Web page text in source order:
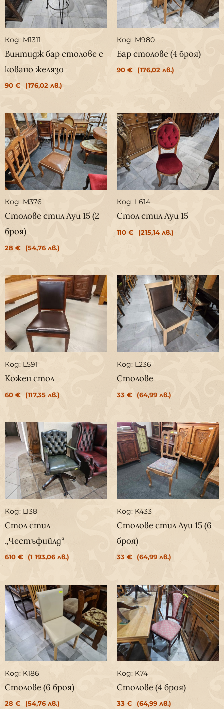
Код: M1311
Винтидж бар столове с
ковано желязо
90 € (176,02 лв.)
Код: M980
Бар столове (4 броя)
90 € (176,02 лв.)
Код: М376
Столове стил Луи 15 (2
броя)
28 € (54,76 лв.)
Код: L614
Стол стил Луи 15
110 € (215,14 лв.)
Код: L591
Кожен стол
60 € (117,35 лв.)
Код: L236
Столове
33 € (64,99 лв.)
Код: L138
Стол стил
„Честъфийлд“
610 € (1 193,06 лв.)
Код: K433
Столове стил Луи 15 (6
броя)
33 € (64,99 лв.)
Код: K186
Столове (6 броя)
28 € (54,76 лв.)
Код: K74
Столове (4 броя)
33 € (64,99 лв.)